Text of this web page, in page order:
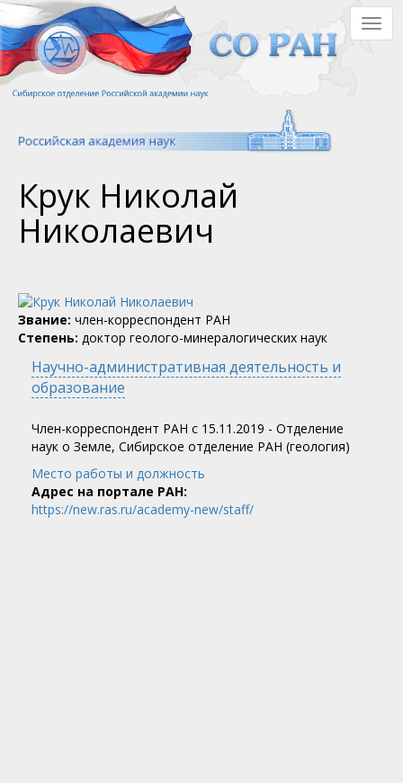
Перейти
к
основному
содержанию
Крук Николай
Николаевич
Звание: член-корреспондент РАН
Степень: доктор геолого-минералогических наук
Научно-административная деятельность и
образование
Член-корреспондент РАН c 15.11.2019 - Отделение
наук о Земле, Сибирское отделение РАН (геология)
Место работы и должность
Адрес на портале РАН:
https://new.ras.ru/academy-new/staff/